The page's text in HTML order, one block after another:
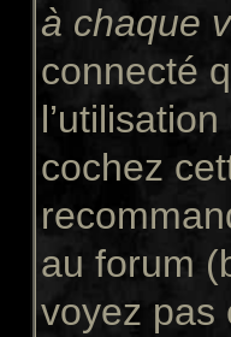
à chaque
connecté
cochez
au forum
voyez pas